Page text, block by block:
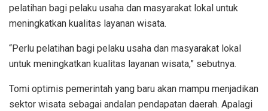
pelatihan bagi pelaku usaha dan masyarakat lokal untuk
meningkatkan kualitas layanan wisata.
“Perlu pelatihan bagi pelaku usaha dan masyarakat lokal
untuk meningkatkan kualitas layanan wisata,” sebutnya.
Tomi optimis pemerintah yang baru akan mampu menjadikan
sektor wisata sebagai andalan pendapatan daerah. Apalagi